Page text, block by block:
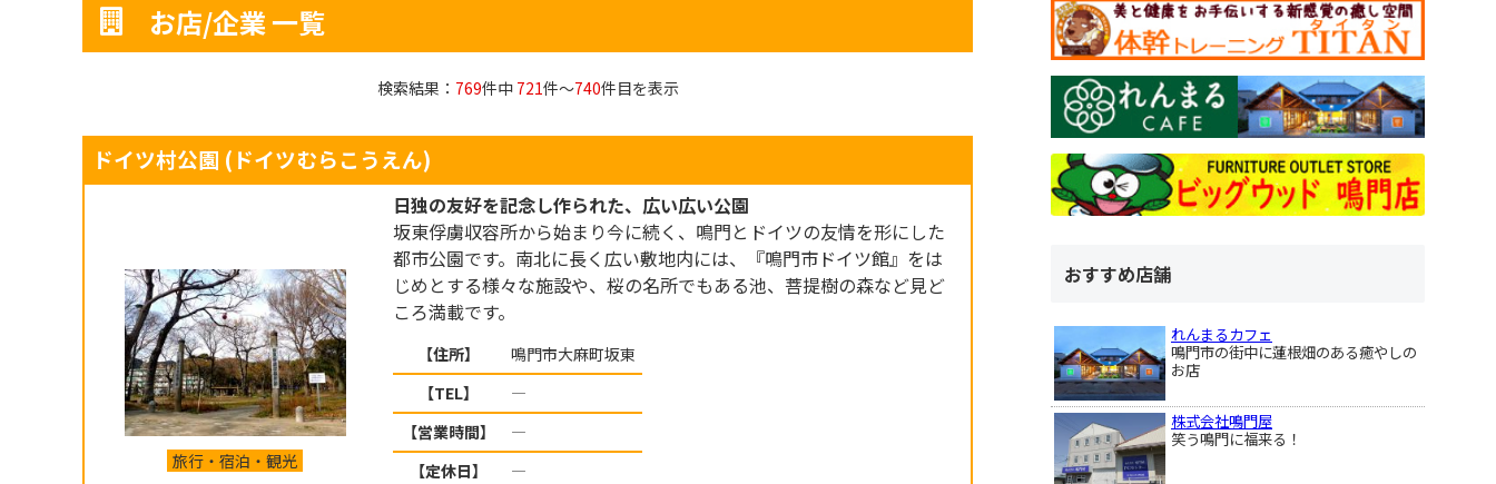
お店/企業 一覧
検索結果： 769件中 721件～740件目を表示
ドイツ村公園 (ドイツむらこうえん)
旅行・宿泊・観光
日独の友好を記念し作られた、広い広い公園
坂東俘虜収容所から始まり今に続く、鳴門とドイツの友情を形にした
都市公園です。南北に長く広い敷地内には、『鳴門市ドイツ館』をは
じめとする様々な施設や、桜の名所でもある池、菩提樹の森など見ど
ころ満載です。
【住所】
鳴門市大麻町坂東
【TEL】
―
【営業時間】
―
【定休日】
―
おすすめ店舗
れんまるカフェ
鳴門市の街中に蓮根畑のある癒やしの
お店
株式会社鳴門屋
笑う鳴門に福来る！